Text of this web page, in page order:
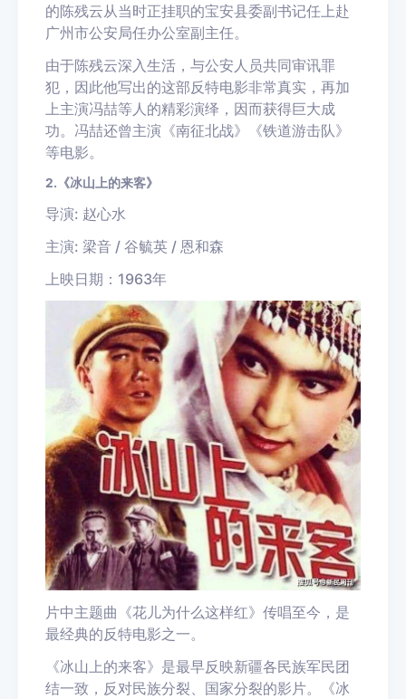
的陈残云从当时正挂职的宝安县委副书记任上赴
广州市公安局任办公室副主任。
由于陈残云深入生活，与公安人员共同审讯罪
犯，因此他写出的这部反特电影非常真实，再加
上主演冯喆等人的精彩演绎，因而获得巨大成
功。冯喆还曾主演《南征北战》《铁道游击队》
等电影。
2.《冰山上的来客》
导演: 赵心水
主演: 梁音 / 谷毓英 / 恩和森
上映日期：1963年
片中主题曲《花儿为什么这样红》传唱至今，是
最经典的反特电影之一。
《冰山上的来客》是最早反映新疆各民族军民团
结一致，反对民族分裂、国家分裂的影片。《冰